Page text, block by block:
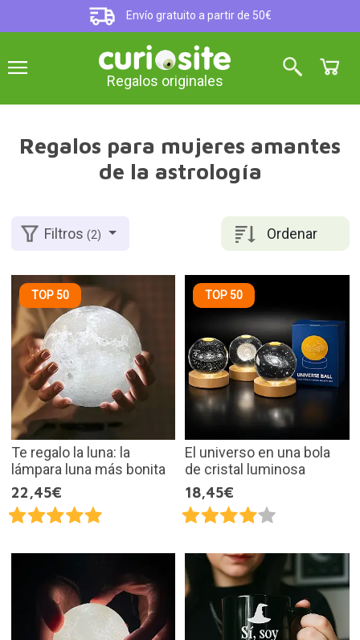
Envío gratuito a partir de 50€
Regalos originales
Regalos para mujeres amantes
de la astrología
Ordenar
Filtros(2)
TOP 50
Te regalo la luna: la
lámpara luna más bonita
22,45€
TOP 50
El universo en una bola
de cristal luminosa
18,45€